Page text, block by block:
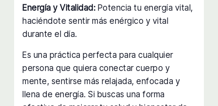
Energía y Vitalidad: Potencia tu energía vital,
haciéndote sentir más enérgico y vital
durante el día.
Es una práctica perfecta para cualquier
persona que quiera conectar cuerpo y
mente, sentirse más relajada, enfocada y
llena de energía. Si buscas una forma